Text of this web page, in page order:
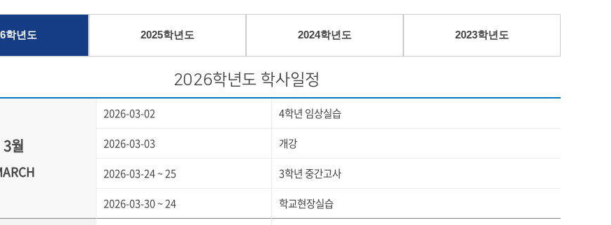
학년도 2025학년도 2024학년도 2023학년도
2026학년도 학사일정
3월
2026-03-02
4학년 임상실습
2026-03-03
개강
2026-03-24 ~ 25
3학년 중간고사
2026-03-30 ~ 24
학교현장실습